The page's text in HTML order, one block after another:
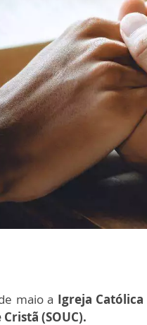
maio a Igreja Católica
(SOUC).